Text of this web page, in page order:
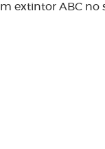
extintor ABC no